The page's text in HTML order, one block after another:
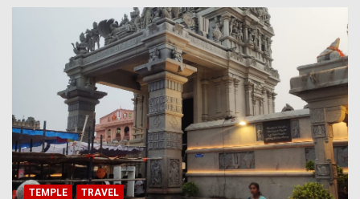
TEMPLE TRAVEL